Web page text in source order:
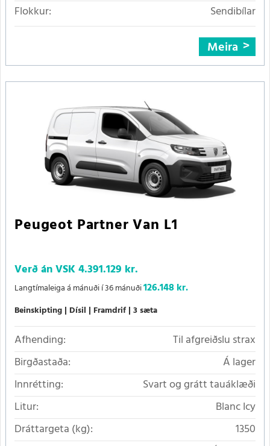
Flokkur:
Sendibílar
Meira
Peugeot Partner Van L1
Verð án VSK4.391.129 kr.
Langtímaleiga á mánuði í 36 mánuði126.148 kr.
Beinskipting Dísil Framdrif 3 sæta
Afhending:
Til afgreiðslu strax
Birgðastaða:
Á lager
Innrétting:
Svart og grátt tauáklæði
Litur:
Blanc Icy
Dráttargeta (kg):
1350